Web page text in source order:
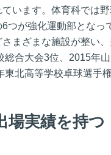
います。体育科では
つが強化運動部となっ
まざまな施設が整い、
合大会3位、2015年
北高等学校卓球選手
場実績を持つ